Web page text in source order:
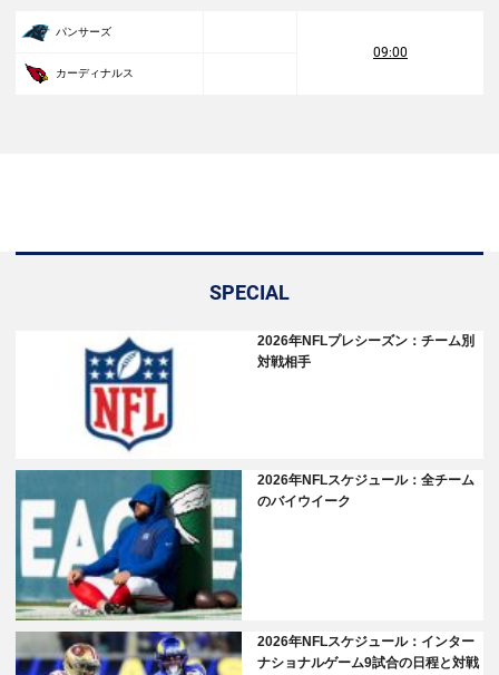
パンサーズ
09:00
カーディナルス
SPECIAL
2026年NFLプレシーズン：チーム別
対戦相手
2026年NFLスケジュール：全チーム
のバイウイーク
2026年NFLスケジュール：インター
ナショナルゲーム9試合の日程と対戦